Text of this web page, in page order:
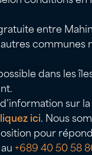
entre
communes
dans les
sur la
ici. Nous
pour
+689 40 50 58